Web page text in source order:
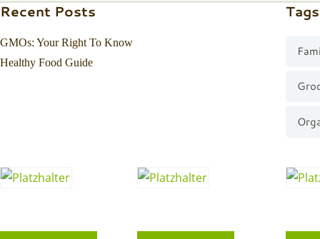
Recent Posts
GMOs: Your Right To Know
Healthy Food Guide
Tags